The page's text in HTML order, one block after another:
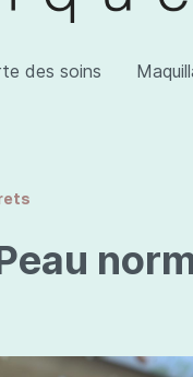
des soins